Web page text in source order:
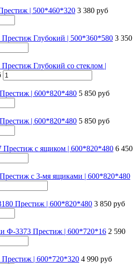
| 500*460*320 3 380 руб
Глубокий | 500*360*580 3 350
Глубокий со стеклом |
| 600*820*480 5 850 руб
| 600*820*480 5 850 руб
Престиж с ящиком | 600*820*480 6 450
с 3-мя ящиками | 600*820*480
Престиж | 600*820*480 3 850 руб
Ф-3373 Престиж | 600*720*16 2 590
| 600*720*320 4 990 руб